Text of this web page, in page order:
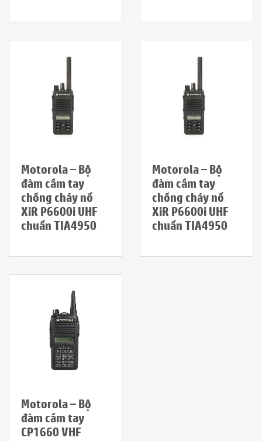
Motorola – Bộ
đàm cầm tay
chống cháy nổ
XiR P6600i UHF
chuẩn TIA4950
Motorola – Bộ
đàm cầm tay
chống cháy nổ
XiR P6600i UHF
chuẩn TIA4950
Motorola – Bộ
đàm cầm tay
CP1660 VHF